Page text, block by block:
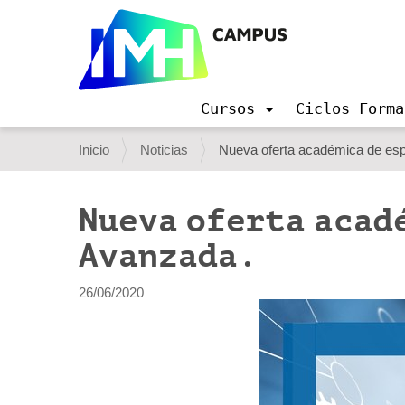
v
a
c
i
n
Cursos Ciclos
U
s
e
d
e
Inicio Noticias Nueva oferta académica de
Nueva oferta
Avanzada.
26/06/2020